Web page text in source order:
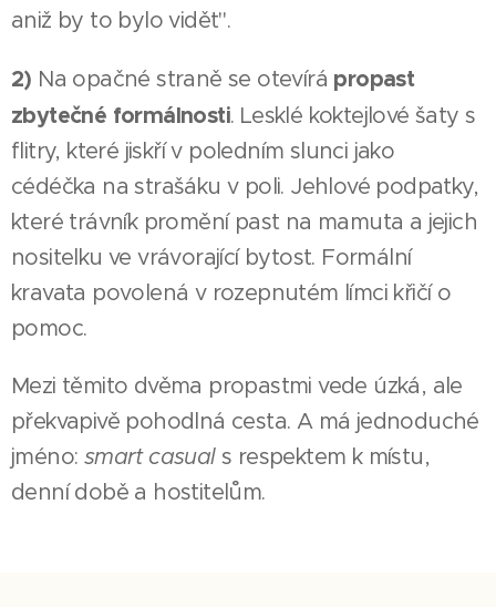
aniž by to bylo vidět".
2) Na opačné straně se otevírá propast
zbytečné formálnosti. Lesklé koktejlové šaty s
flitry, které jiskří v poledním slunci jako
cédéčka na strašáku v poli. Jehlové podpatky,
které trávník promění past na mamuta a jejich
nositelku ve vrávorající bytost. Formální
kravata povolená v rozepnutém límci křičí o
pomoc.
Mezi těmito dvěma propastmi vede úzká, ale
překvapivě pohodlná cesta. A má jednoduché
jméno: smart casuals respektem k místu,
denní době a hostitelům.